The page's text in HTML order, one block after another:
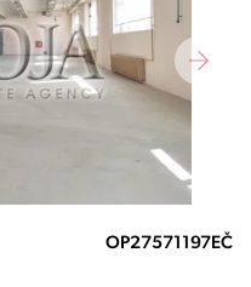
OP27571197EČ